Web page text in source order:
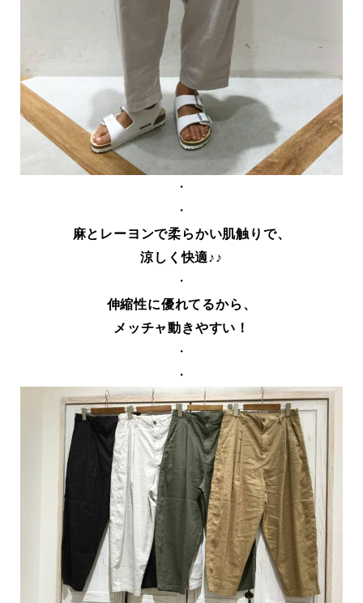
・
・
麻とレーヨンで柔らかい肌触りで、
涼しく快適♪♪
・
伸縮性に優れてるから、
メッチャ動きやすい！
・
・